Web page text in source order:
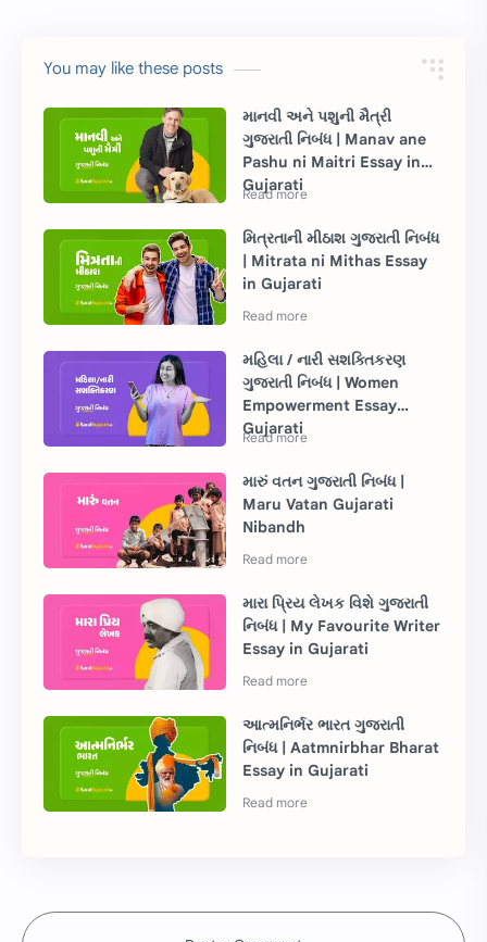
You may like these posts
માનવી અને પશુની મૈત્રી
ગુજરાતી નિબંધ | Manav ane
Pashu ni Maitri Essay in
Gujarati
મિત્રતાની મીઠાશ ગુજરાતી નિબંધ
| Mitrata ni Mithas Essay
in Gujarati
મહિલા / નારી સશક્તિકરણ
ગુજરાતી નિબંધ | Women
Empowerment Essay
Gujarati
મારું વતન ગુજરાતી નિબંધ |
Maru Vatan Gujarati
Nibandh
મારા પ્રિય લેખક વિશે ગુજરાતી
નિબંધ | My Favourite Writer
Essay in Gujarati
આત્મનિર્ભર ભારત ગુજરાતી
નિબંધ | Aatmnirbhar Bharat
Essay in Gujarati